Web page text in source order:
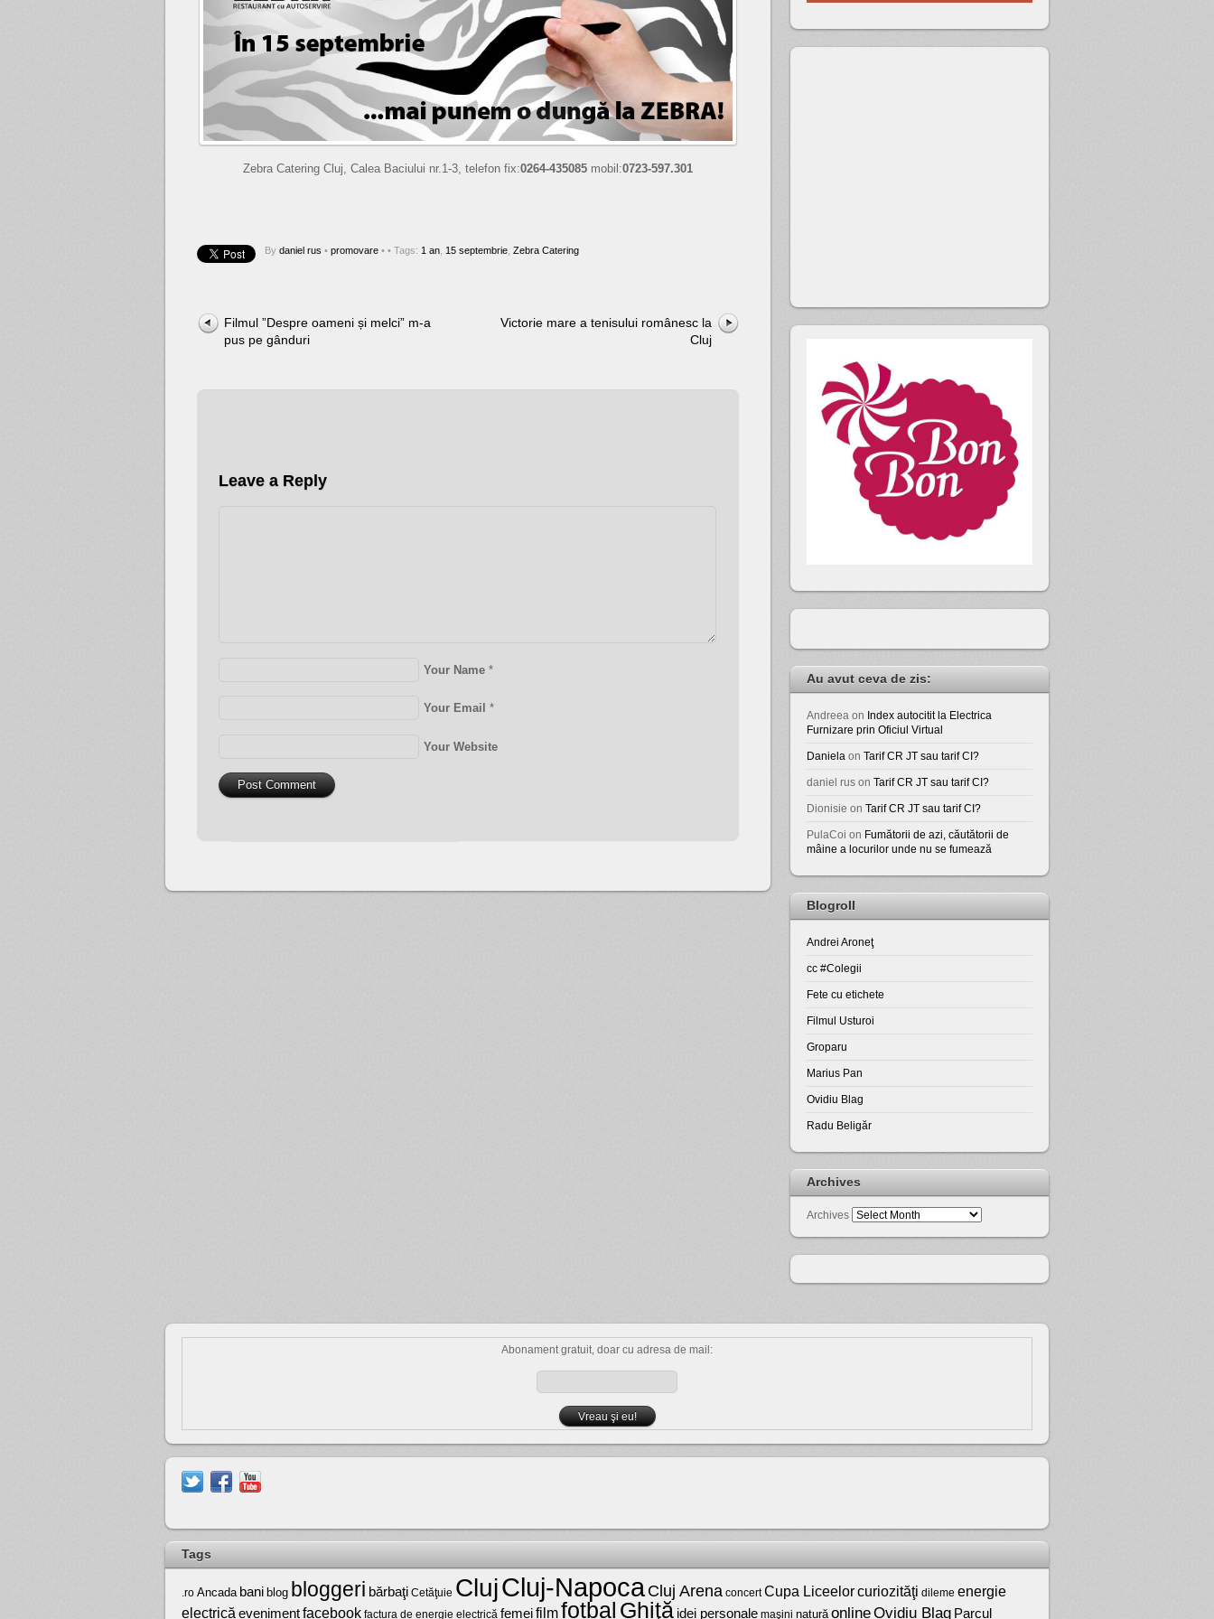
Zebra Catering Cluj, Calea Baciului nr.1-3, telefon fix:0264-435085 mobil:0723-597.301
By daniel rus • promovare • • Tags: 1 an 15 septembrie Zebra Catering
Filmul ”Despre oameni și melci” m-a
pus pe gânduri
Victorie mare a tenisului românesc la
Cluj
Leave a Reply
Your Name *
Your Email *
Your Website
Au avut ceva de zis:
Andreea on Index autocitit la Electrica
Furnizare prin Oficiul Virtual
Daniela on Tarif CR JT sau tarif CI?
daniel rus on Tarif CR JT sau tarif CI?
Dionisie on Tarif CR JT sau tarif CI?
PulaCoi on Fumătorii de azi, căutătorii de
mâine a locurilor unde nu se fumează
Blogroll
Andrei Aroneţ
cc #Colegii
Fete cu etichete
Filmul Usturoi
Groparu
Marius Pan
Ovidiu Blag
Radu Beligăr
Archives
Archives
Abonament gratuit, doar cu adresa de mail:
Tags
.ro Ancada bani blog bloggeri bărbaţi Cetăţuie ClujCluj-Napoca Cluj Arena concert Cupa Liceelorcuriozităţi dileme energie
electrică evenimentfacebook factura de energie electrică femeifilmfotbal Ghiţă idei personale maşini natură onlineOvidiu Blag Parcul